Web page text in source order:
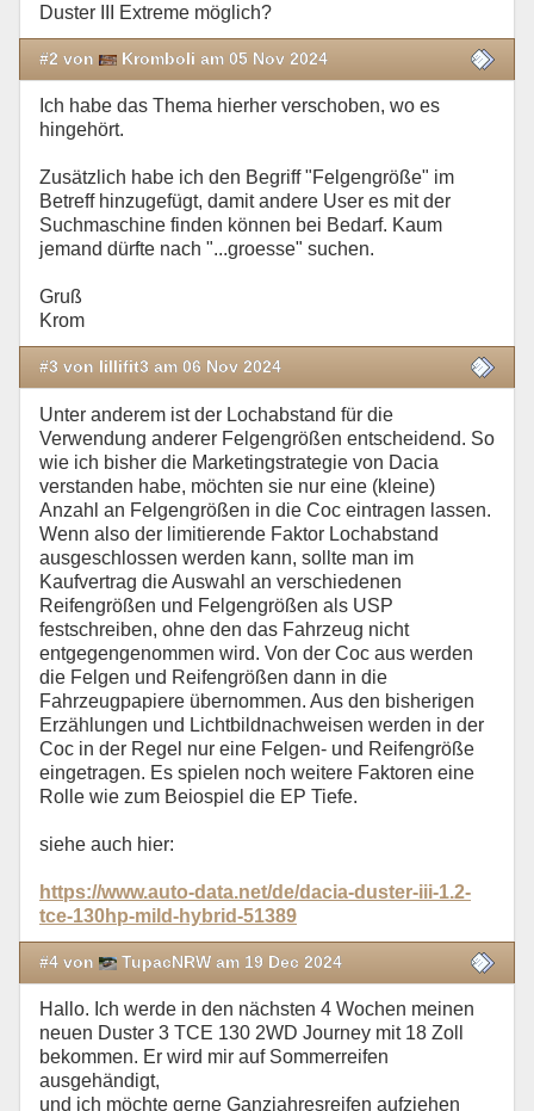
Duster III Extreme möglich?
#2 von Kromboli am 05 Nov 2024
Ich habe das Thema hierher verschoben, wo es
hingehört.
Zusätzlich habe ich den Begriff "Felgengröße" im
Betreff hinzugefügt, damit andere User es mit der
Suchmaschine finden können bei Bedarf. Kaum
jemand dürfte nach "...groesse" suchen.
Gruß
Krom
#3 von lillifit3 am 06 Nov 2024
Unter anderem ist der Lochabstand für die
Verwendung anderer Felgengrößen entscheidend. So
wie ich bisher die Marketingstrategie von Dacia
verstanden habe, möchten sie nur eine (kleine)
Anzahl an Felgengrößen in die Coc eintragen lassen.
Wenn also der limitierende Faktor Lochabstand
ausgeschlossen werden kann, sollte man im
Kaufvertrag die Auswahl an verschiedenen
Reifengrößen und Felgengrößen als USP
festschreiben, ohne den das Fahrzeug nicht
entgegengenommen wird. Von der Coc aus werden
die Felgen und Reifengrößen dann in die
Fahrzeugpapiere übernommen. Aus den bisherigen
Erzählungen und Lichtbildnachweisen werden in der
Coc in der Regel nur eine Felgen- und Reifengröße
eingetragen. Es spielen noch weitere Faktoren eine
Rolle wie zum Beiospiel die EP Tiefe.
siehe auch hier:
https://www.auto-data.net/de/dacia-duster-iii-1.2-
tce-130hp-mild-hybrid-51389
#4 von TupacNRW am 19 Dec 2024
Hallo. Ich werde in den nächsten 4 Wochen meinen
neuen Duster 3 TCE 130 2WD Journey mit 18 Zoll
bekommen. Er wird mir auf Sommerreifen
ausgehändigt,
und ich möchte gerne Ganzjahresreifen aufziehen